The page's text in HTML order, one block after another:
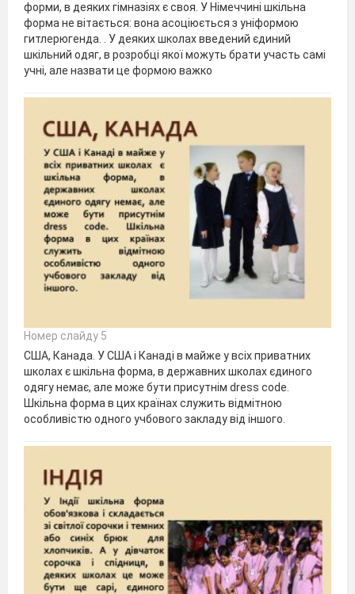
форми, в деяких гімназіях є своя. У Німеччині шкільна
форма не вітається: вона асоціюється з уніформою
гитлерюгенда. . У деяких школах введений єдиний
шкільний одяг, в розробці якої можуть брати участь самі
учні, але назвати це формою важко
Номер слайду 5
США, Канада. У США і Канаді в майже у всіх приватних
школах є шкільна форма, в державних школах єдиного
одягу немає, але може бути присутнім dress code.
Шкільна форма в цих країнах служить відмітною
особливістю одного учбового закладу від іншого.